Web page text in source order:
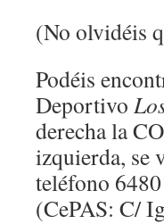
(No olvidéis
Podéis
Deportivo
derecha la
izquierda, se
teléfono
(CePAS: C/